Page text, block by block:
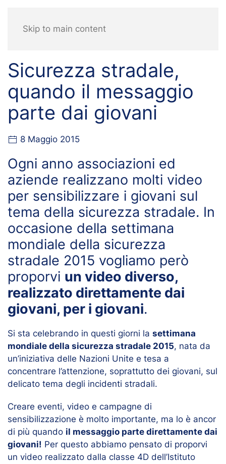
Skip to main content
Sicurezza stradale,
quando il messaggio
parte dai giovani
8 Maggio 2015
Ogni anno associazioni ed
aziende realizzano molti video
per sensibilizzare i giovani sul
tema della sicurezza stradale. In
occasione della settimana
mondiale della sicurezza
stradale 2015 vogliamo però
proporvi un video diverso,
realizzato direttamente dai
giovani, per i giovani.
Si sta celebrando in questi giorni la settimana
mondiale della sicurezza stradale 2015, nata da
un’iniziativa delle Nazioni Unite e tesa a
concentrare l’attenzione, soprattutto dei giovani, sul
delicato tema degli incidenti stradali.
Creare eventi, video e campagne di
sensibilizzazione è molto importante, ma lo è ancor
di più quando il messaggio parte direttamente dai
giovani! Per questo abbiamo pensato di proporvi
un video realizzato dalla classe 4D dell’Istituto